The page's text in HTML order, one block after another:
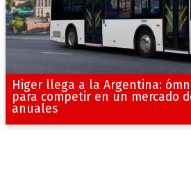
Higer llega a la Argentina:
para competir en un mercado
anuales